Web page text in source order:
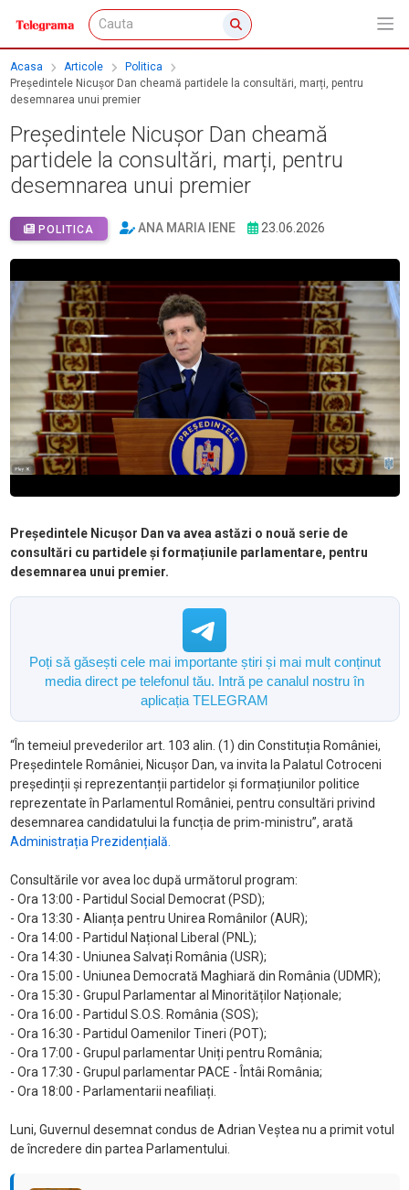
Acasa Articole
Politica
Președintele Nicușor Dan cheamă partidele la consultări, marți, pentru
desemnarea unui premier
Președintele Nicușor Dan cheamă
partidele la consultări, marți, pentru
desemnarea unui premier
POLITICA ANA MARIA IENE 23.06.2026
Președintele Nicușor Dan va avea astăzi o nouă serie de
consultări cu partidele și formațiunile parlamentare, pentru
desemnarea unui premier.
Poți să găsești cele mai importante știri și mai mult conținut
media direct pe telefonul tău. Intră pe canalul nostru în
aplicația TELEGRAM
“În temeiul prevederilor art. 103 alin. (1) din Constituția României,
Președintele României, Nicușor Dan, va invita la Palatul Cotroceni
președinții și reprezentanții partidelor și formațiunilor politice
reprezentate în Parlamentul României, pentru consultări privind
desemnarea candidatului la funcția de prim-ministru”, arată
Administrația Prezidențială.
Consultările vor avea loc după următorul program:
- Ora 13:00 - Partidul Social Democrat (PSD);
- Ora 13:30 - Alianța pentru Unirea Românilor (AUR);
- Ora 14:00 - Partidul Național Liberal (PNL);
- Ora 14:30 - Uniunea Salvați România (USR);
- Ora 15:00 - Uniunea Democrată Maghiară din România (UDMR);
- Ora 15:30 - Grupul Parlamentar al Minorităților Naționale;
- Ora 16:00 - Partidul S.O.S. România (SOS);
- Ora 16:30 - Partidul Oamenilor Tineri (POT);
- Ora 17:00 - Grupul parlamentar Uniți pentru România;
- Ora 17:30 - Grupul parlamentar PACE - Întâi România;
- Ora 18:00 - Parlamentarii neafiliați.
Luni, Guvernul desemnat condus de Adrian Veștea nu a primit votul
de încredere din partea Parlamentului.